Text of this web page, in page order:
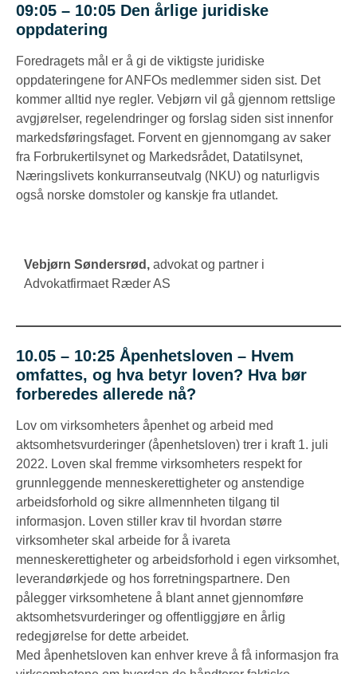
09:05 – 10:05 Den årlige juridiske
oppdatering
Foredragets mål er å gi de viktigste juridiske
oppdateringene for ANFOs medlemmer siden sist. Det
kommer alltid nye regler. Vebjørn vil gå gjennom rettslige
avgjørelser, regelendringer og forslag siden sist innenfor
markedsføringsfaget. Forvent en gjennomgang av saker
fra Forbrukertilsynet og Markedsrådet, Datatilsynet,
Næringslivets konkurranseutvalg (NKU) og naturligvis
også norske domstoler og kanskje fra utlandet.
Vebjørn Søndersrød , advokat og partner i
Advokatfirmaet Ræder AS
10.05 – 10:25 Åpenhetsloven – Hvem
omfattes, og hva betyr loven? Hva bør
forberedes allerede nå?
Lov om virksomheters åpenhet og arbeid med
aktsomhetsvurderinger (åpenhetsloven) trer i kraft 1. juli
2022. Loven skal fremme virksomheters respekt for
grunnleggende menneskerettigheter og anstendige
arbeidsforhold og sikre allmennheten tilgang til
informasjon. Loven stiller krav til hvordan større
virksomheter skal arbeide for å ivareta
menneskerettigheter og arbeidsforhold i egen virksomhet,
leverandørkjede og hos forretningspartnere. Den
pålegger virksomhetene å blant annet gjennomføre
aktsomhetsvurderinger og offentliggjøre en årlig
redegjørelse for dette arbeidet.
Med åpenhetsloven kan enhver kreve å få informasjon fra